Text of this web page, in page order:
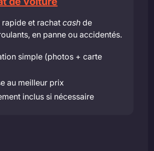
rapide et rachatcash de
en panne ou accidentés.
simple (photos + carte
au meilleur prix
inclus si nécessaire